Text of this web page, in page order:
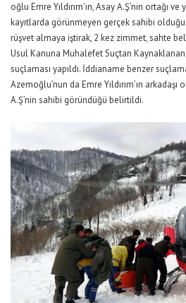
oğlu Emre Yıldırım’ın, Asay A.Ş’nin ortağı
kayıtlarda görünmeyen gerçek sahibi olduğu
rüşvet almaya iştirak, 2 kez zimmet, sahte
Usul Kanuna Muhalefet Suçtan
suçlaması yapıldı. İddianame benzer
Azemoğlu’nun da Emre Yıldırım’ın
A.Ş’nin sahibi göründüğü belirtildi.